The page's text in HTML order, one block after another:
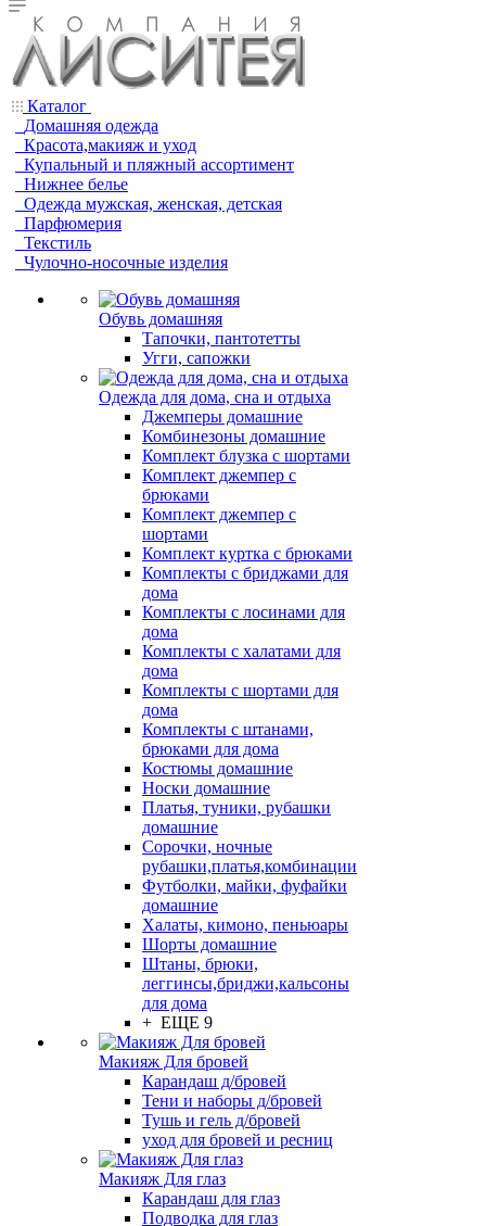
Каталог
Домашняя одежда
Красота,макияж и уход
Купальный и пляжный ассортимент
Нижнее белье
Одежда мужская, женская, детская
Парфюмерия
Текстиль
Чулочно-носочные изделия
Обувь домашняя
Тапочки, пантотетты
Угги, сапожки
Одежда для дома, сна и отдыха
Джемперы домашние
Комбинезоны домашние
Комплект блузка с шортами
Комплект джемпер с
брюками
Комплект джемпер с
шортами
Комплект куртка с брюками
Комплекты с бриджами для
дома
Комплекты с лосинами для
дома
Комплекты с халатами для
дома
Комплекты с шортами для
дома
Комплекты с штанами,
брюками для дома
Костюмы домашние
Носки домашние
Платья, туники, рубашки
домашние
Сорочки, ночные
рубашки,платья,комбинации
Футболки, майки, фуфайки
домашние
Халаты, кимоно, пеньюары
Шорты домашние
Штаны, брюки,
леггинсы,бриджи,кальсоны
для дома
+ ЕЩЕ 9
Макияж Для бровей
Карандаш д/бровей
Тени и наборы д/бровей
Тушь и гель д/бровей
уход для бровей и ресниц
Макияж Для глаз
Карандаш для глаз
Подводка для глаз